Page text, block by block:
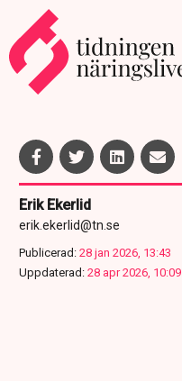
Erik Ekerlid
erik.ekerlid@tn.se
Publicerad: 28 jan 2026, 13:43
Uppdaterad: 28 apr 2026, 10:09